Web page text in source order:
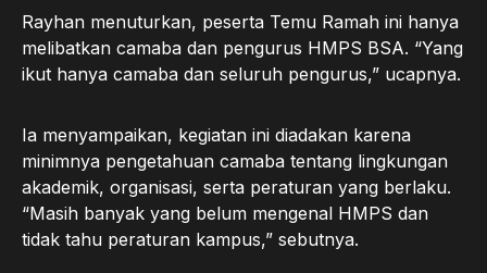
Rayhan menuturkan, peserta Temu Ramah ini hanya
melibatkan camaba dan pengurus HMPS BSA. “Yang
ikut hanya camaba dan seluruh pengurus,” ucapnya.
Ia menyampaikan, kegiatan ini diadakan karena
minimnya pengetahuan camaba tentang lingkungan
akademik, organisasi, serta peraturan yang berlaku.
“Masih banyak yang belum mengenal HMPS dan
tidak tahu peraturan kampus,” sebutnya.